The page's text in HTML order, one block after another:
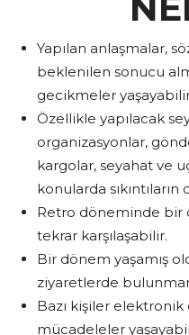
Yapılan anlaşmalar,
beklenilen sonucu
gecikmeler
Özellikle yapılacak
organizasyonlar,
kargolar, seyahat ve
konularda
Retro döneminde bir
tekrar karşılaşabilir.
Bir dönem yaşamış
ziyaretlerde
Bazı kişiler elektronik
mücadeleler